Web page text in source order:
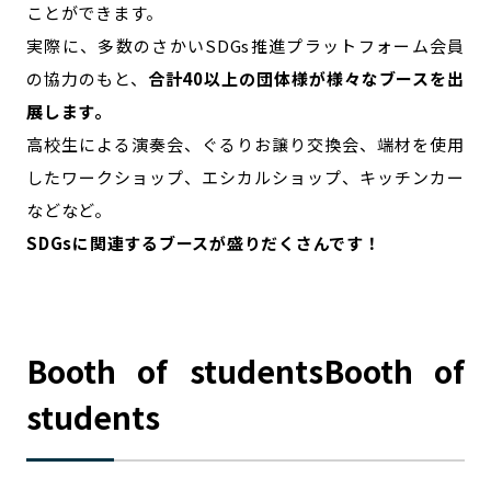
ことができます。
実際に、多数のさかいSDGs推進プラットフォーム会員
の協力のもと、 合計40以上の団体様が様々なブースを出
展します。
高校生による演奏会、ぐるりお譲り交換会、端材を使用
したワークショップ、エシカルショップ、キッチンカー
などなど。
SDGsに関連するブースが盛りだくさんです！
Booth of studentsBooth of
students